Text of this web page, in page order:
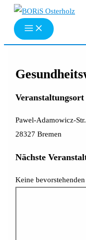
Zum
Inhalt
springen
Veranstaltungsort
Pawel-Adamowicz-
28327 Bremen
Nächste
Keine